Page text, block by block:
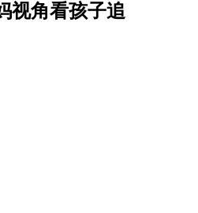
视角看孩子追